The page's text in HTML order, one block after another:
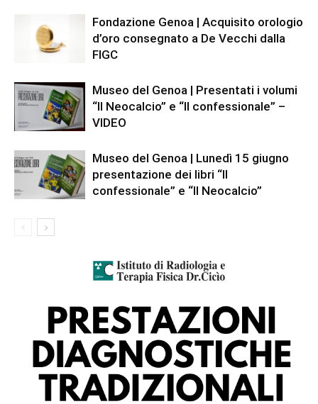
Fondazione Genoa | Acquisito orologio
d’oro consegnato a De Vecchi dalla
FIGC
Museo del Genoa | Presentati i volumi
“Il Neocalcio” e “Il confessionale” –
VIDEO
Museo del Genoa | Lunedì 15 giugno
presentazione dei libri “Il
confessionale” e “Il Neocalcio”